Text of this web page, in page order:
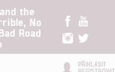
the
No
Road
PŘIHLÁSIT